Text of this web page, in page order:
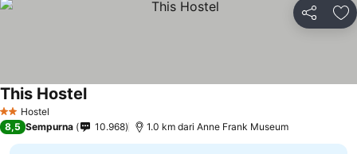
Bagikan
2 Bintang
Hostel
This Hostel
8,5 Sempurna 10.968 1.0 km dari Anne Frank Museum